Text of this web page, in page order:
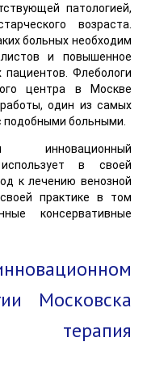
патологией,
возраста.
больных необходим
и повышенное
Флебологи
центра в Москве
один из самых
подобными больными.
инновационный
в своей
к лечению венозной
практике в том
консервативные
Московска
терапия